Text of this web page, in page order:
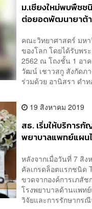
ม.เชียงใหม่พบพืชช
ต่อยอดพัฒนายาต้า
คณะวิทยาศาสตร์ มห
ของโลก โดยได้รับพ
2562 ณ โถงชั้น 1 อา
วัฒน์ เชาวสกู สังกัดภ
ร่วมด้วย อานิสรา ดำ
19 สิงหาคม 2019
สธ. เริ่มให้บริการกั
พยาบาลแพทย์แผน
หลังจากเมื่อวันที่ 7 สิ
คัลเกรดล็อตแรกชนิด
ขวดจากองค์การเภสัช
โรงพยาบาลด้านแพท
วิจัยและการรักษากร